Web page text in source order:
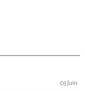
03 Juin